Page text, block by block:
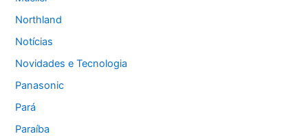
Northland
Notícias
Novidades e Tecnologia
Panasonic
Pará
Paraíba